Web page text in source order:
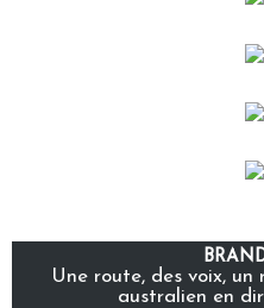
Une route, des voix, un
australien en